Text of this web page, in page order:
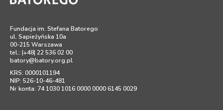
Fundacja im. Stefana Batorego
ul. Sapieżyńska 10a
00-215 Warszawa
tel.: |+48| 22 536 02 00
batory@batory.org.pl
KRS: 0000101194
NIP: 526-10-46-481
Nr konta: 74 1030 1016 0000 0000 6145 0029